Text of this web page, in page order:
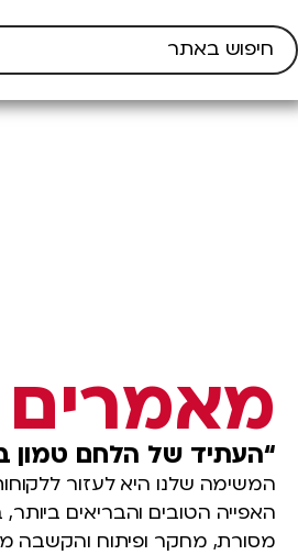
עולמות
המוצרים
מי אנחנו
מאמרים
“העתיד של הלחם טמון
המשימה שלנו היא לעזור
האפייה הטובים והבריאים
מסורת, מחקר ופיתוח והקשבה